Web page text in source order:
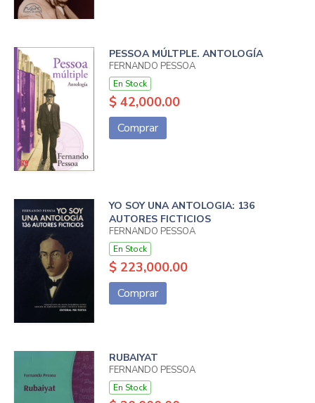
PESSOA MÚLTPLE. ANTOLOGÍA
FERNANDO PESSOA
En Stock
$ 42,000.00
Comprar
YO SOY UNA ANTOLOGIA: 136
AUTORES FICTICIOS
FERNANDO PESSOA
En Stock
$ 223,000.00
Comprar
RUBAIYAT
FERNANDO PESSOA
En Stock